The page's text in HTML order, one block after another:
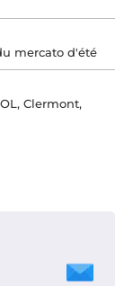
mercato d'été
Clermont,